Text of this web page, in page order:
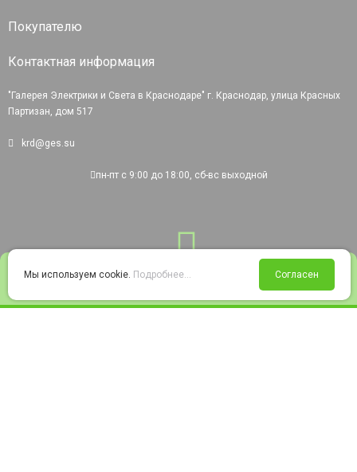
Войти Избранное Корзина
Покупателю
Контактная информация
"Галерея Электрики и Света в Краснодаре" г. Краснодар, улица Красных
Партизан, дом 517
krd@ges.su
пн-пт с 9:00 до 18:00, сб-вс выходной
Мы используем cookie. Подробнее... Согласен